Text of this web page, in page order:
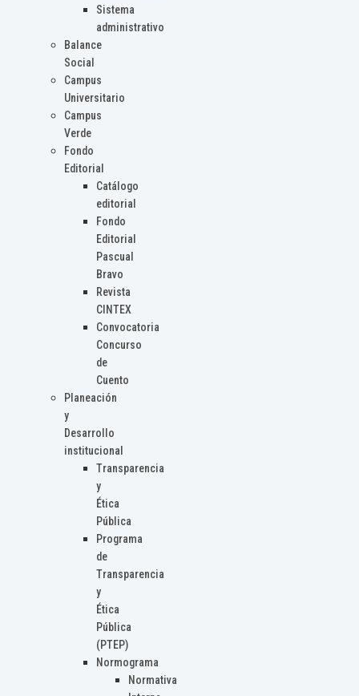
Sistema
administrativo
Balance
Social
Campus
Universitario
Campus
Verde
Fondo
Editorial
Catálogo
editorial
Fondo
Editorial
Pascual
Bravo
Revista
CINTEX
Convocatoria
Concurso
de
Cuento
Planeación
y
Desarrollo
institucional
Transparencia
y
Ética
Pública
Programa
de
Transparencia
y
Ética
Pública
(PTEP)
Normograma
Normativa